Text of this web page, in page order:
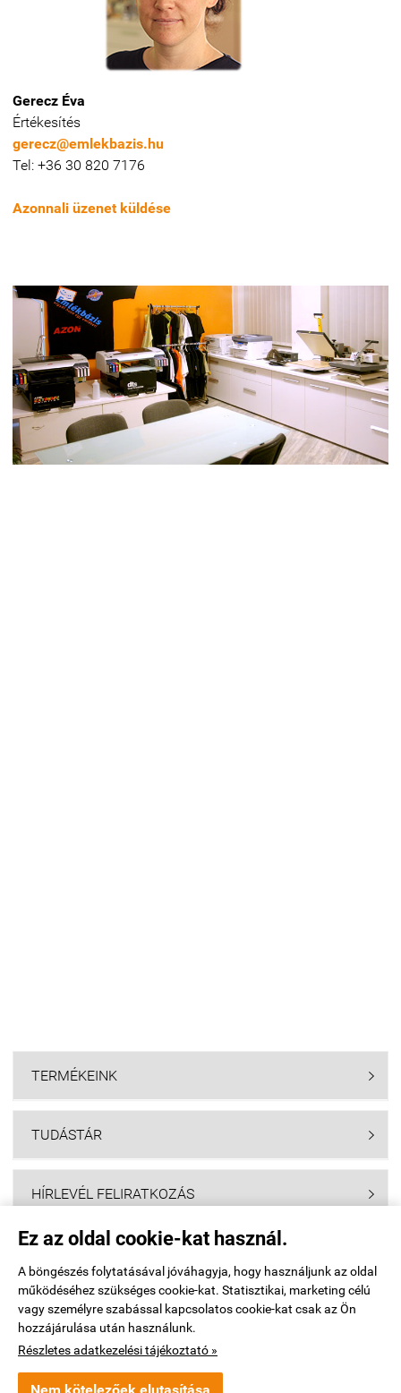
Ez az oldal cookie-kat használ.
A böngészés folytatásával jóváhagyja, hogy használjunk az oldal
működéséhez szükséges cookie-kat. Statisztikai, marketing célú
vagy személyre szabással kapcsolatos cookie-kat csak az Ön
hozzájárulása után használunk.
Részletes adatkezelési tájékoztató »
Gerecz Éva
Értékesítés
gerecz@emlekbazis.hu
Tel: +36 30 820 7176
Azonnali üzenet küldése
TERMÉKEINK 
TUDÁSTÁR 
HÍRLEVÉL FELIRATKOZÁS 
Saját fiók
Elérhetőségek